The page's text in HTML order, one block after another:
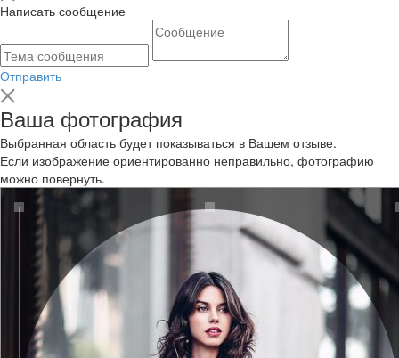
Написать сообщение
Отправить
Ваша фотография
Выбранная область будет показываться в Вашем отзыве.
Если изображение ориентированно неправильно, фотографию
можно повернуть.